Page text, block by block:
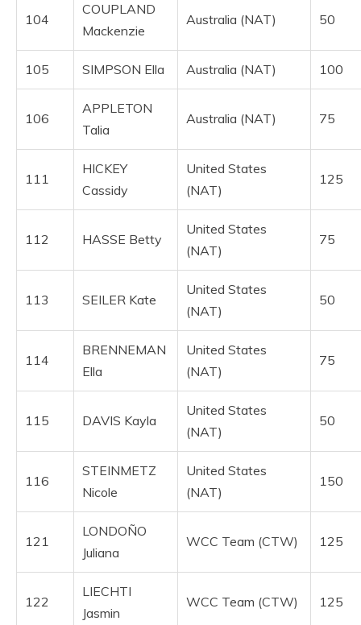
104
COUPLAND
Mackenzie
Australia (NAT) 50
105 SIMPSON Ella Australia (NAT) 100
106
APPLETON
Talia
Australia (NAT) 75
111
HICKEY
Cassidy
United States
(NAT)
125
112 HASSE Betty
United States
(NAT)
75
113 SEILER Kate
United States
(NAT)
50
114
BRENNEMAN
Ella
United States
(NAT)
75
115 DAVIS Kayla
United States
(NAT)
50
116
STEINMETZ
Nicole
United States
(NAT)
150
121
LONDOÑO
Juliana
WCC Team (CTW) 125
122
LIECHTI
Jasmin
WCC Team (CTW) 125